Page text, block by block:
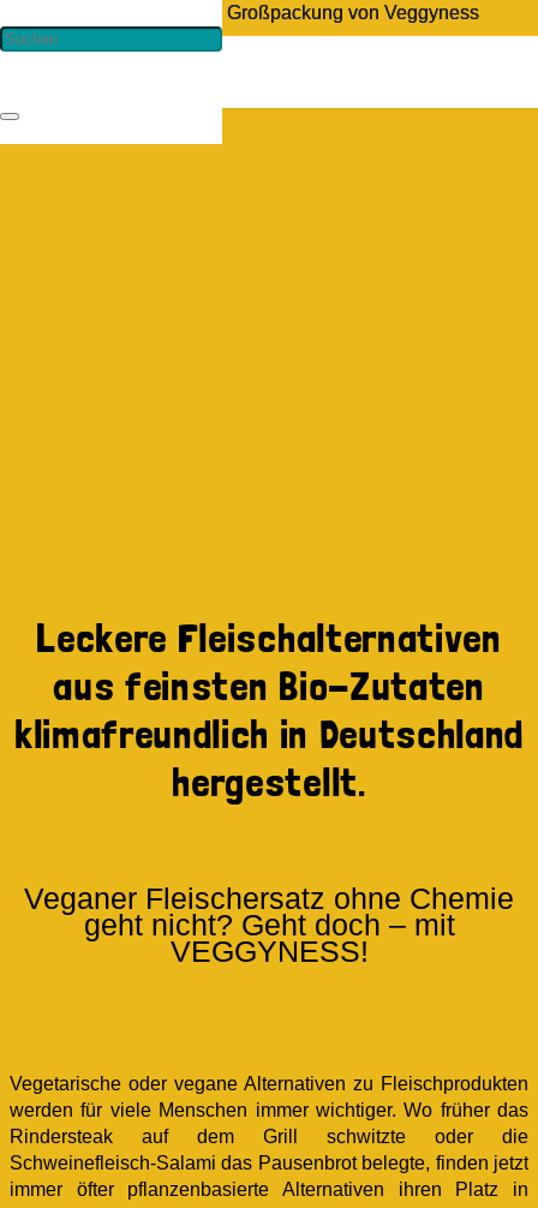
Leckere Fleischalternativen
aus feinsten Bio-Zutaten
klimafreundlich in Deutschland
hergestellt.
Veganer Fleischersatz ohne Chemie
geht nicht? Geht doch – mit
VEGGYNESS!
Vegetarische oder vegane Alternativen zu Fleischprodukten
werden für viele Menschen immer wichtiger. Wo früher das
Rindersteak auf dem Grill schwitzte oder die
Schweinefleisch-Salami das Pausenbrot belegte, finden jetzt
immer öfter pflanzenbasierte Alternativen ihren Platz in